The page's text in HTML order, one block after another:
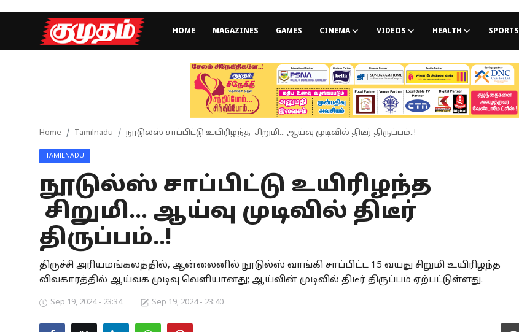
HOME MAGAZINES GAMES CINEMA VIDEOS HEALTH SPORTS
Games
Special Story
Home Tamilnadu நூடுல்ஸ் சாப்பிட்டு உயிரிழந்த சிறுமி... ஆய்வு முடிவில் திடீர் திருப்பம்..!
TAMILNADU
நூடுல்ஸ் சாப்பிட்டு உயிரிழந்த
சிறுமி... ஆய்வு முடிவில் திடீர்
திருப்பம்..!
திருச்சி அரியமங்கலத்தில், ஆன்லைனில் நூடுல்ஸ் வாங்கி சாப்பிட்ட 15 வயது சிறுமி உயிரிழந்த
விவகாரத்தில் ஆய்வக முடிவு வெளியானது; ஆய்வின் முடிவில் திடீர் திருப்பம் ஏற்பட்டுள்ளது.
Sep 19, 2024 - 23:34 Sep 19, 2024 - 23:40